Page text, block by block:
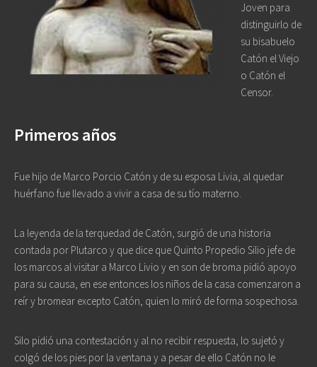
Joven para
distinguirlo de
su bisabuelo
Catón el Viejo
o Catón el
Censor.
Primeros años
Fue hijo de Marco Porcio Catón y de su esposa Livia, al quedar
huérfano fue llevado a vivir a casa de su tío materno.
La leyenda de la terquedad de Catón, surgió de una historia
contada por Plutarco y que dice que Quinto Propedio Silio jefe de
los marcos al visitar a Marco Livio y en son de broma pidió apoyo
para su causa, en ese entonces los niños de la casa comenzaron a
reír y bromear excepto Catón, quien lo miró de forma sospechosa.
Silo pidió una contestación y al no recibir respuesta, lo sujetó y
colgó de los pies por la ventana y a pesar de ello Catón no le